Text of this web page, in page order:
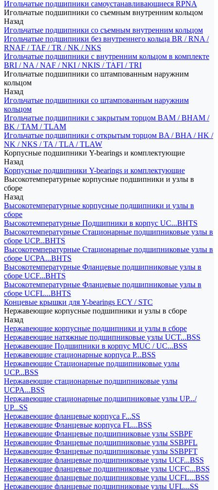
Игольчатые подшипники самоустанавливающиеся RPNA
Игольчатые подшипники со съемным внутренним кольцом
Назад
Игольчатые подшипники со съемным внутренним кольцом
Игольчатые подшипники без внутреннего кольца BR / RNA /
RNAF / TAF / TR / NK / NKS
Игольчатые подшипники с внутренним кольцом в комплекте
BRI / NA / NAF / NKI / NKIS / TAFI / TRI
Игольчатые подшипники со штампованным наружним
кольцом
Назад
Игольчатые подшипники со штампованным наружним
кольцом
Игольчатые подшипники с закрытым торцом BAM / BHAM /
BK / TAM / TLAM
Игольчатые подшипники с открытым торцом BA / BHA / HK /
NK / NKS / TA / TLA / TLAW
Корпусные подшипники Y-bearings и комплектующие
Назад
Корпусные подшипники Y-bearings и комплектующие
Высокотемпературные корпусные подшипники и узлы в
сборе
Назад
Высокотемпературные корпусные подшипники и узлы в
сборе
Высокотемпературные Подшипники в корпус UC...BHTS
Высокотемпературные Стационарные подшипниковые узлы в
сборе UCP...BHTS
Высокотемпературные Стационарные подшипниковые узлы в
сборе UCPA...BHTS
Высокотемпературные Фланцевые подшипниковые узлы в
сборе UCF...BHTS
Высокотемпературные Фланцевые подшипниковые узлы в
сборе UCFL...BHTS
Концевые крышки для Y-bearings ECY / STC
Нержавеющие корпусные подшипники и узлы в сборе
Назад
Нержавеющие корпусные подшипники и узлы в сборе
Нержавеющие натяжные подшипниковые узлы UCT...BSS
Нержавеющие Подшипники в корпус MUC / UC...BSS
Нержавеющие стационарные корпуса P...BSS
Нержавеющие Стационарные подшипниковые узлы
UCP...BSS
Нержавеющие стационарные подшипниковые узлы
UCPA...BSS
Нержавеющие стационарные подшипниковые узлы UP.../
UP...SS
Нержавеющие фланцевые корпуса F...SS
Нержавеющие Фланцевые корпуса FL...BSS
Нержавеющие Фланцевые подшипниковые узлы SSBPF
Нержавеющие Фланцевые подшипниковые узлы SSBPFL
Нержавеющие Фланцевые подшипниковые узлы SSBPFT
Нержавеющие фланцевые подшипниковые узлы UCF...BSS
Нержавеющие фланцевые подшипниковые узлы UCFC...BSS
Нержавеющие фланцевые подшипниковые узлы UCFL...BSS
Нержавеющие фланцевые подшипниковые узлы UFL...SS